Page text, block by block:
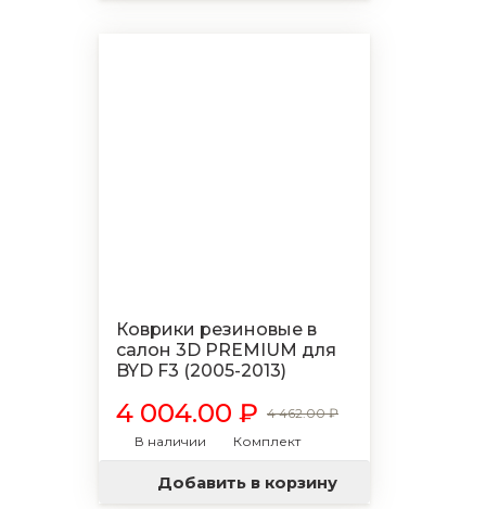
Коврики резиновые в
салон 3D PREMIUM для
BYD F3 (2005-2013)
4 004.00 ₽ 4 462.00 ₽
В наличии
Комплект
Добавить в корзину